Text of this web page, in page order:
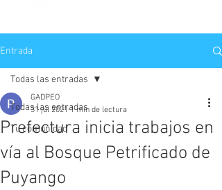
Entrada
Todas las entradas
Tu comunidad
Todas las entradas
Prefectura inicia trabajos en
vía al Bosque Petrificado de
Puyango
GADPEO
31 jul 2021 1 min de lectura